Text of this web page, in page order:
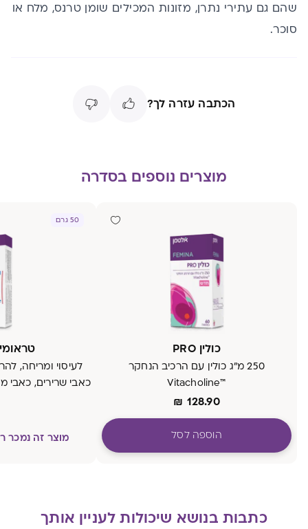
שהם גם עתירי נתרן, מזונות המכילים שומן טרנס, מלח או
סוכר.
הכתבה עזרה לך?
מוצרים נוספים בסדרה
כולין PRO
250 מ"ג כולין עם הרכיב הנחקר
™Vitacholine
₪ 128.90
הוספה לסל
50 גרם
לעיסוי ומריחה,
כאבי שרירים, כאבי
מוצר זה
כתבות בנושא שיכולות לעניין אותך